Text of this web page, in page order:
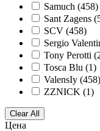
Samuch (458)
Sant Zagens
SCV (458)
Sergio
Tony Perotti
Tosca Blu (1)
ValensIy (458)
ZZNICK (1)
Clear All
Цена